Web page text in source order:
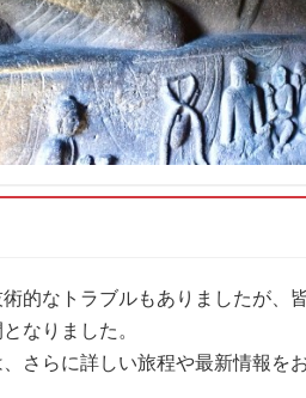
的なトラブルもありましたが、
なりました。
さらに詳しい旅程や最新情報を